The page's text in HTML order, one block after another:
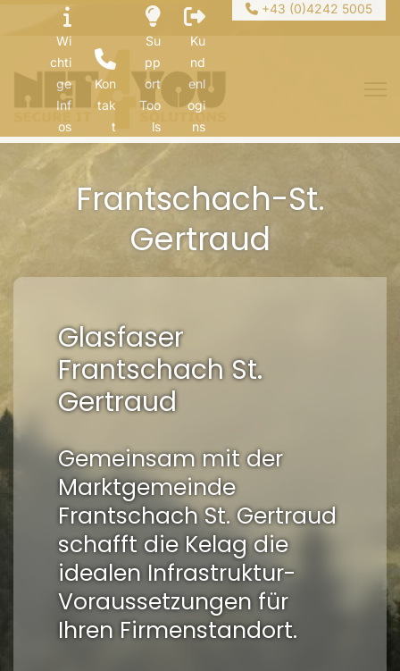
Wi
chti
ge
Inf
os
Kon
tak
t
Su
pp
ort
Too
ls
Ku
nd
enl
ogi
ns
+43 (0)4242 5005
Frantschach-St.
Gertraud
Glasfaser
Frantschach St.
Gertraud
Gemeinsam mit der
Marktgemeinde
Frantschach St. Gertraud
schafft die Kelag die
idealen Infrastruktur-
Voraussetzungen für
Ihren Firmenstandort.